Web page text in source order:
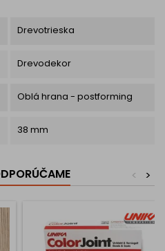
Drevotrieska
Drevodekor
Oblá hrana - postforming
38 mm
>
<